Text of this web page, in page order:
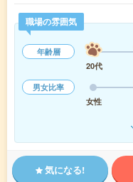
職場の雰囲気
年齢層
20代
男女比率
女性
気になる!